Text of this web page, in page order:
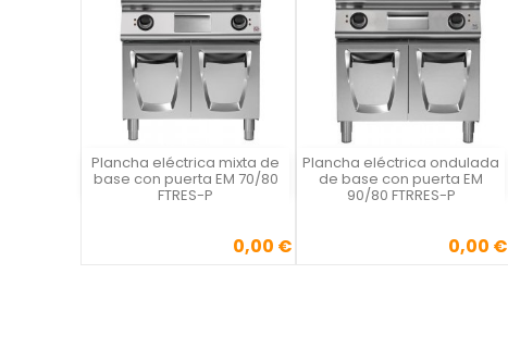
Plancha eléctrica mixta de
base con puerta EM 70/80
FTRES-P
Precio0,00 €

Vista rápida Plancha eléctrica ondulada
de base con puerta EM
90/80 FTRRES-P
Precio0,00 €

Vista rápida